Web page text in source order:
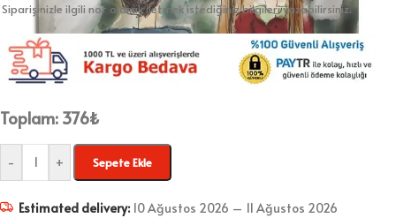
Siparişinizle ilgili not olarak iletmek istediğiniz bilgileri yazabilirsiniz.
Toplam: 376₺
- + Sepete Ekle
Estimated delivery: 10 Ağustos 2026 – 11 Ağustos 2026